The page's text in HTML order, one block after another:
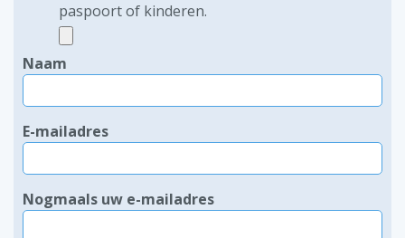
paspoort of kinderen.
Naam
E-mailadres
Nogmaals uw e-mailadres